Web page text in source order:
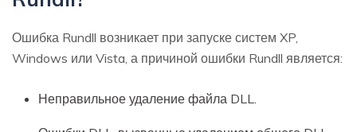
Ошибка Rundll возникает при запуске систем XP,
Windows или Vista, а причиной ошибки Rundll является:
Неправильное удаление файла DLL.